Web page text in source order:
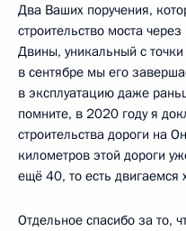
Два Ваших поручения,
строительство моста
Двины, уникальный с
в сентябре мы его
в эксплуатацию даже
помните, в 2020 году я
строительства дороги на
километров этой дороги
ещё 40, то есть
Отдельное спасибо за то,